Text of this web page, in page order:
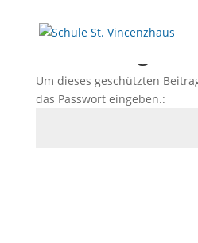
Um dieses geschützten
das Passwort eingeben.: